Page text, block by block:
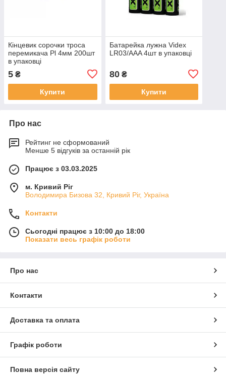
Кінцевик сорочки троса
перемикача Pl 4мм 200шт
в упаковці
5 ₴
Купити
Батарейка лужна Videx
LR03/AAA 4шт в упаковці
80₴
Купити
Про нас
Рейтинг не сформований
Менше 5 відгуків за останній рік
Працює з 03.03.2025
м. Кривий Ріг
Володимира Бизова 32, Кривий Ріг, Україна
Контакти
Сьогодні працює з 10:00 до 18:00
Показати весь графік роботи
Про нас
Контакти
Доставка та оплата
Графік роботи
Повна версія сайту